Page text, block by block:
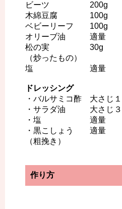
ビーツ 200g
木綿豆腐 100g
ベビーリーフ 100g
オリーブ油 適量
松の実 30g
（炒ったもの）
塩 適量
ドレッシング
・バルサミコ酢 大さじ１
・サラダ油 大さじ３
・塩 適量
・黒こしょう 適量
（粗挽き）
作り方